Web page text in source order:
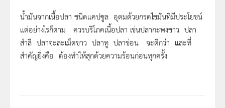
น้ำมันจากเนื้อปลา ชนิดแคปซูล อุดมด้วยกรดไขมันที่มีประโยชน์
แต่อย่างไรก็ตาม ควรบริโภคเนื้อปลา เช่นปลากะพงขาว ปลา
สำลี ปลาจะละเม็ดขาว ปลาทู ปลาช่อน จะดีกว่า และที่
สำคัญยิ่งคือ ต้องทำให้สุกด้วยความร้อนก่อนทุกครั้ง